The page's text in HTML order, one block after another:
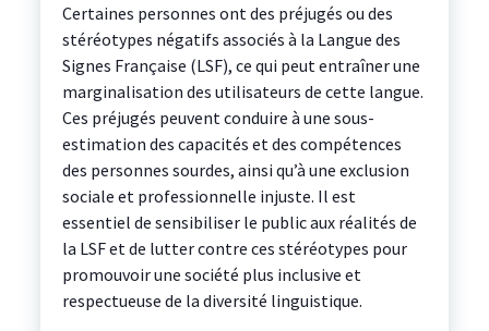
Certaines personnes ont des préjugés ou des
stéréotypes négatifs associés à la Langue des
Signes Française (LSF), ce qui peut entraîner une
marginalisation des utilisateurs de cette langue.
Ces préjugés peuvent conduire à une sous-
estimation des capacités et des compétences
des personnes sourdes, ainsi qu’à une exclusion
sociale et professionnelle injuste. Il est
essentiel de sensibiliser le public aux réalités de
la LSF et de lutter contre ces stéréotypes pour
promouvoir une société plus inclusive et
respectueuse de la diversité linguistique.